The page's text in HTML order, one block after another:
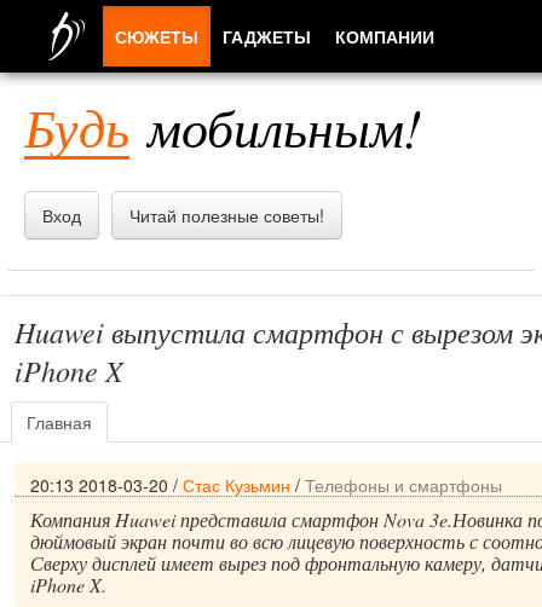
Будь мобильным!
Вход Читай полезные советы!
Huawei выпустила смартфон с вырезом
iPhone X
Главная
20:13 2018-03-20 / Стас Кузьмин / Телефоны и смартфоны
Компания Huawei представила смартфон Nova 3e.Новинка
дюймовый экран почти во всю лицевую поверхность с
Сверху дисплей имеет вырез под фронтальную камеру,
iPhone X.
СЮЖЕТЫ ГАДЖЕТЫ КОМПАНИИ
ПРИЛОЖЕНИЯ